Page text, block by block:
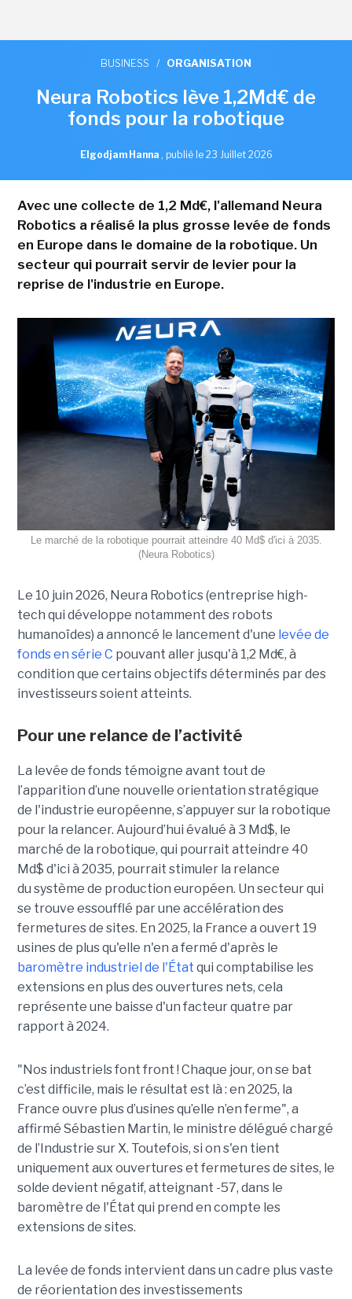
BUSINESS / ORGANISATION
Neura Robotics lève 1,2Md€ de
fonds pour la robotique
Elgodjam Hanna , publié le 23 Juillet 2026
Avec une collecte de 1,2 Md€, l'allemand Neura
Robotics a réalisé la plus grosse levée de fonds
en Europe dans le domaine de la robotique. Un
secteur qui pourrait servir de levier pour la
reprise de l'industrie en Europe.
Le marché de la robotique pourrait atteindre 40 Md$ d'ici à 2035.
(Neura Robotics)
Le 10 juin 2026, Neura Robotics (entreprise high-
tech qui développe notamment des robots
humanoïdes) a annoncé le lancement d'une levée de
fonds en série C pouvant aller jusqu'à 1,2 Md€, à
condition que certains objectifs déterminés par des
investisseurs soient atteints.
Pour une relance de l’activité
La levée de fonds témoigne avant tout de
l’apparition d’une nouvelle orientation stratégique
de l'industrie européenne, s’appuyer sur la robotique
pour la relancer. Aujourd’hui évalué à 3 Md$, le
marché de la robotique, qui pourrait atteindre 40
Md$ d'ici à 2035, pourrait stimuler la relance
du système de production européen. Un secteur qui
se trouve essoufflé par une accélération des
fermetures de sites. En 2025, la France a ouvert 19
usines de plus qu'elle n'en a fermé d'après le
baromètre industriel de l'État qui comptabilise les
extensions en plus des ouvertures nets, cela
représente une baisse d'un facteur quatre par
rapport à 2024.
"Nos industriels font front ! Chaque jour, on se bat
c’est difficile, mais le résultat est là : en 2025, la
France ouvre plus d’usines qu’elle n’en ferme", a
affirmé Sébastien Martin, le ministre délégué chargé
de l’Industrie sur X. Toutefois, si on s'en tient
uniquement aux ouvertures et fermetures de sites, le
solde devient négatif, atteignant -57, dans le
baromètre de l'État qui prend en compte les
extensions de sites.
La levée de fonds intervient dans un cadre plus vaste
de réorientation des investissements